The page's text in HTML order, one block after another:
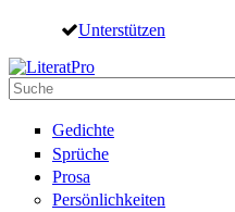
Direkt zum Inhalt
Unterstützen
Suche
Gedichte
Sprüche
Prosa
Persönlichkeiten